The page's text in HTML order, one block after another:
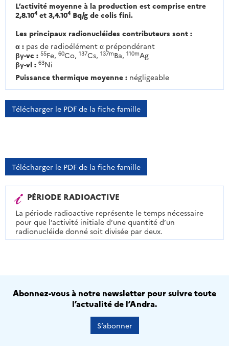
L’activité moyenne à la production est comprise entre
2,8.104et 3,4.104Bq/g de colis fini.
Les principaux radionucléides contributeurs sont :
α : pas de radioélément α prépondérant
βγ-vc : 55Fe, 60Co, 137Cs, 137mBa, 110mAg
βγ-vl : 63Ni
Puissance thermique moyenne :négligeable
Télécharger le PDF de la fiche famille
Télécharger le PDF de la fiche famille
PÉRIODE RADIOACTIVE
La période radioactive représente le temps nécessaire
pour que l’activité initiale d’une quantité d’un
radionucléide donné soit divisée par deux.
Abonnez-vous à notre newsletter pour suivre toute
l’actualité de l’Andra.
S’abonner